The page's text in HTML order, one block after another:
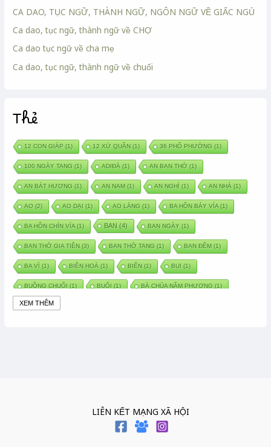
CA DAO, TỤC NGỮ, THÀNH NGỮ, NGÔN NGỮ VỀ GIẤC NGỦ
Ca dao, tục ngữ, thành ngữ về CHỢ
Ca dao tục ngữ về cha mẹ
Ca dao, tục ngữ, thành ngữ về chuối
Thẻ
12 CON GIÁP (1) 12 XỨ QUÂN (1) 36 PHỐ PHƯỜNG (1)
100 NGÀY TANG (1) ADIĐÀ (1) AN BAN THỜ(1)
AN BÁT HƯƠNG (1) AN NAM(1) AN NGHỈ (1) AN NHÀ (1)
AO (2) AO DẠI (1) AO LÀNG (1) BA HỒN BẢY VÍA(1)
BA HỒN CHÍN VÍA(1) BAN (4) BAN NGÀY (1)
BAN THỜ GIA TIÊN (3) BAN THỜ TANG (1) BAN ĐÊM(1)
BA VÌ (1) BIÊN HOÀ (1) BIỂN (1) BUI (1)
BUỒNG CHUỐI (1) BUỔI (1) BÀ CHÚA NĂM PHƯƠNG (1)
BÀ CHÚA THÀNH ĐÔNG
BÁNH CHƯNG BÁNH DẦY
BÁNH TRÁNG (1) BÁNH TRÔI BÁNH CHAY
XEM THÊM
LIÊN KẾT MẠNG XÃ HỘI